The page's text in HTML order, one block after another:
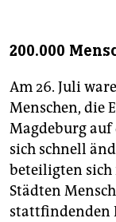
200.000
Am 26. Juli
Menschen, die
Magdeburg auf
sich schnell
beteiligten sich
Städten
stattfindenden